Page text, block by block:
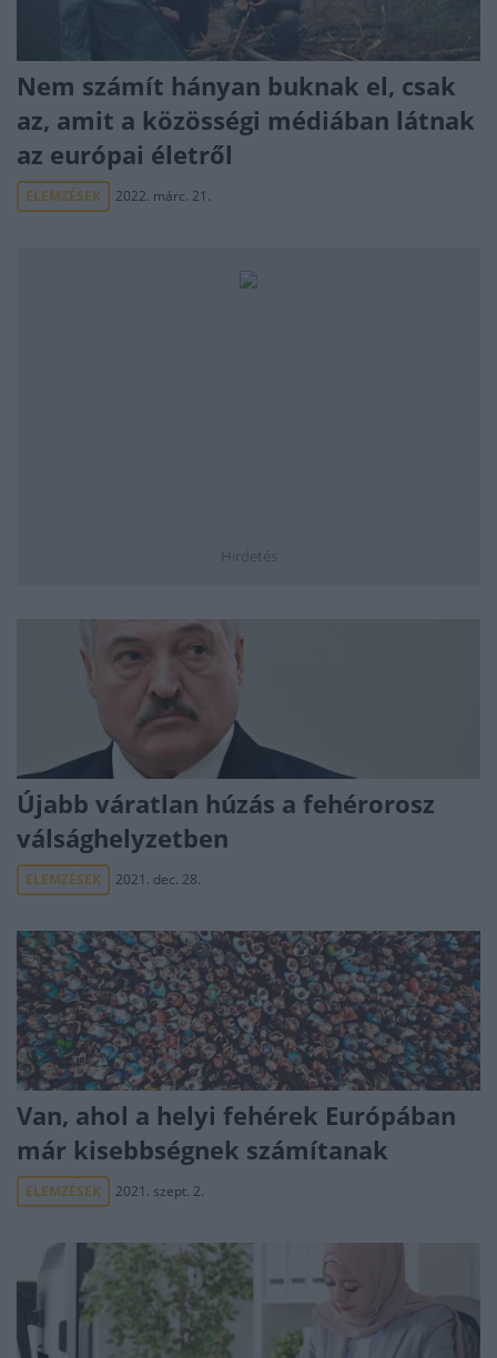
Nem számít hányan buknak el, csak
az, amit a közösségi médiában látnak
az európai életről
ELEMZÉSEK 2022. márc. 21.
Hirdetés
Újabb váratlan húzás a fehérorosz
válsághelyzetben
ELEMZÉSEK 2021. dec. 28.
Van, ahol a helyi fehérek Európában
már kisebbségnek számítanak
ELEMZÉSEK 2021. szept. 2.